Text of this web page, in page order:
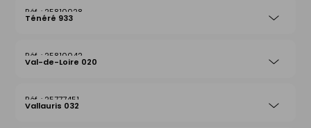
25810028
Ténéré 933
25810042
Val-de-Loire 020
25777451
Vallauris 032